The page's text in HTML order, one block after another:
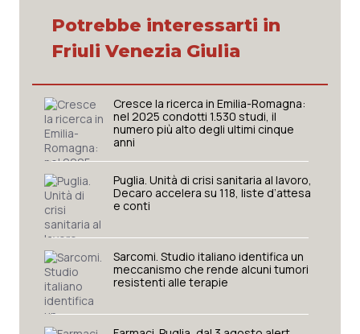
Puglia
Sardegna
Sicilia
Toscana
Umbria
Valle D’Aosta
Veneto
Malattie rare
Malattia di Crohn & Rettocolite Ulcerosa
Neuroscienze & patologie neurodegenerative
Obesità
Oftalmologia
Oncodermatologia
Oncoematologia
Potrebbe interessarti in
Friuli Venezia Giulia
Cresce la ricerca in Emilia-Romagna:
nel 2025 condotti 1.530 studi, il
numero più alto degli ultimi cinque
anni
Puglia. Unità di crisi sanitaria al lavoro,
Decaro accelera su 118, liste d’attesa
e conti
Sarcomi. Studio italiano identifica un
meccanismo che rende alcuni tumori
resistenti alle terapie